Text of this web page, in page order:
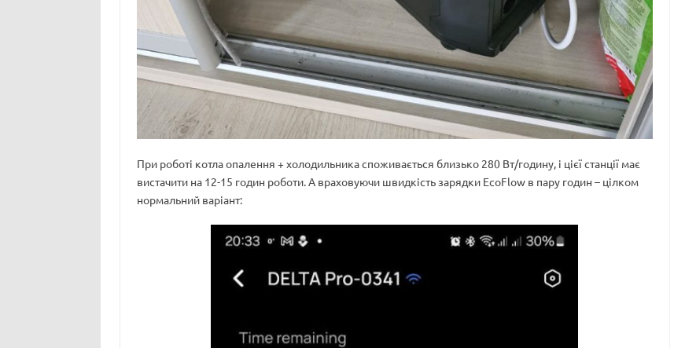
При роботі котла опалення + холодильника споживається близько 280 Вт/годину, і цієї станції має
вистачити на 12-15 годин роботи. А враховуючи швидкість зарядки EcoFlow в пару годин – цілком
нормальний варіант: